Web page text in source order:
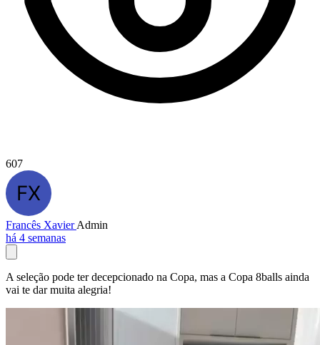
607
Francês XavierAdmin
há 4 semanas
A seleção pode ter decepcionado na Copa, mas a Copa 8balls ainda
vai te dar muita alegria!